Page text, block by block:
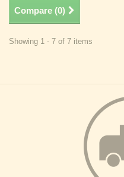
Compare (0)
Showing 1 - 7 of 7 items